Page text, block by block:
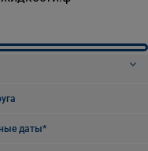
даты*